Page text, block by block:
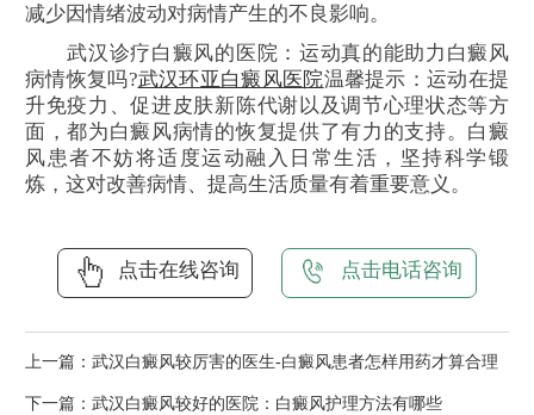
减少因情绪波动对病情产生的不良影响。
武汉诊疗白癜风的医院：运动真的能助力白癜风
病情恢复吗?武汉环亚白癜风医院温馨提示：运动在提
升免疫力、促进皮肤新陈代谢以及调节心理状态等方
面，都为白癜风病情的恢复提供了有力的支持。白癜
风患者不妨将适度运动融入日常生活，坚持科学锻
炼，这对改善病情、提高生活质量有着重要意义。
点击在线咨询 点击电话咨询
上一篇： 武汉白癜风较厉害的医生-白癜风患者怎样用药才算合理
下一篇： 武汉白癜风较好的医院：白癜风护理方法有哪些